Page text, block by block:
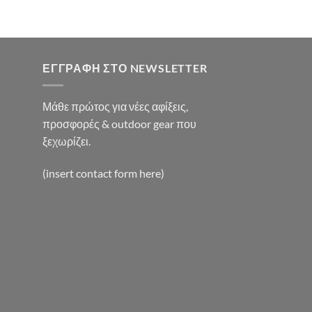
ΕΓΓΡΑΦΉ ΣΤΟ NEWSLETTER
Μάθε πρώτος για νέες αφίξεις,
προσφορές & outdoor gear που
ξεχωρίζει.
(insert contact form here)